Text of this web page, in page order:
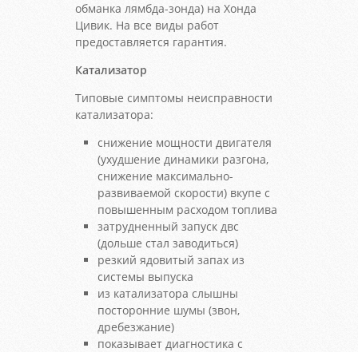
обманка лямбда-зонда) на Хонда
Цивик. На все виды работ
предоставляется гарантия.
Катализатор
Типовые симптомы неисправности
катализатора:
снижение мощности двигателя
(ухудшение динамики разгона,
снижение максимально-
развиваемой скорости) вкупе с
повышенным расходом топлива
затрудненный запуск двс
(дольше стал заводиться)
резкий ядовитый запах из
системы выпуска
из катализатора слышны
посторонние шумы (звон,
дребезжание)
показывает диагностика с